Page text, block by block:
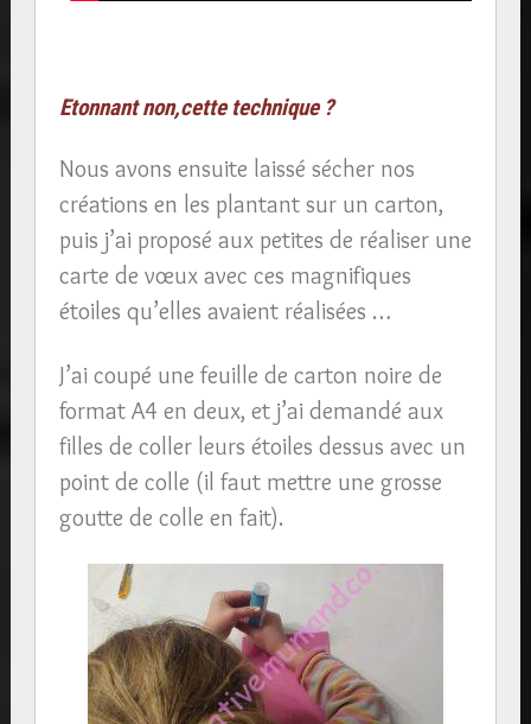
Etonnant non,cette technique ?
Nous avons ensuite laissé sécher nos
créations en les plantant sur un carton,
puis j’ai proposé aux petites de réaliser une
carte de vœux avec ces magnifiques
étoiles qu’elles avaient réalisées …
J’ai coupé une feuille de carton noire de
format A4 en deux, et j’ai demandé aux
filles de coller leurs étoiles dessus avec un
point de colle (il faut mettre une grosse
goutte de colle en fait).